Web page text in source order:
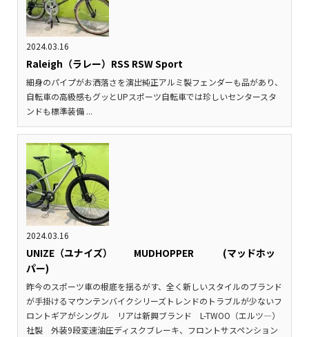
2024.03.16
Raleigh（ラレー）RSS RSW Sport
細身のパイプがお洒落さを演出純正アルミ製フェンダーも品があり、
自転車の高級感もグッとUPスポーツ自転車では珍しいセンタースタ
ンドも標準装備 ...
2024.03.16
UNIZE（ユナイズ） MUDHOPPER (マッドホッ
パー)
昨今のスポーツ車の根底を揺るがす、全く新しいスタイルのブランド
が手掛けるマウンテンバイクシリーズトレンドのトラブルが少ないフ
ロントギアがシングル リアは新興ブランド L-TWOO（エルツ―）
社製 外装9段変速油圧ディスクブレーキ、フロントサスペンション